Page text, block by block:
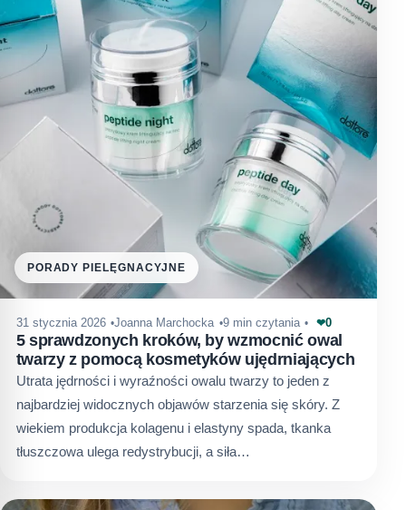
PORADY PIELĘGNACYJNE
31 stycznia 2026 Joanna Marchocka 9 min czytania ❤0
5 sprawdzonych kroków, by wzmocnić owal
twarzy z pomocą kosmetyków ujędrniających
Utrata jędrności i wyraźności owalu twarzy to jeden z
najbardziej widocznych objawów starzenia się skóry. Z
wiekiem produkcja kolagenu i elastyny spada, tkanka
tłuszczowa ulega redystrybucji, a siła…